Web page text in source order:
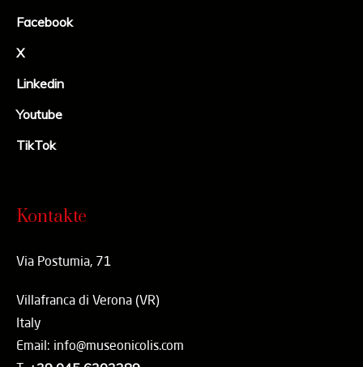
Facebook
X
Linkedin
Youtube
TikTok
Kontakte
Via Postumia, 71
Villafranca di Verona (VR)
Italy
Email: info@museonicolis.com